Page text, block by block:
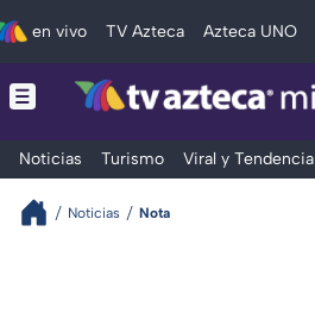
en vivo TV Azteca Azteca UNO
Noticias Turismo Viral y Tendencia
Noticias Nota